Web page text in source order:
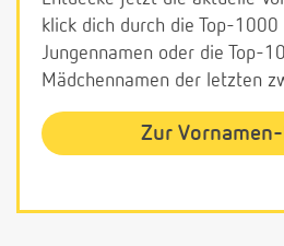
klick dich durch die Top-
Jungennamen oder die Top-
Mädchennamen der letzten
Zur